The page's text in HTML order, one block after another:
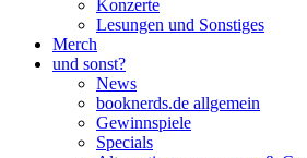
Konzerte
Lesungen und Sonstiges
Merch
und sonst?
News
booknerds.de allgemein
Gewinnspiele
Specials